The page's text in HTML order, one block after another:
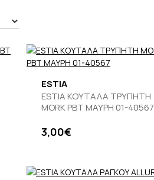
ESTIA
ESTIA ΚΟΥΤΑΛΑ ΤΡΥΠΗΤΗ
MORK PBT ΜΑΥΡΗ 01-40567
3,00€